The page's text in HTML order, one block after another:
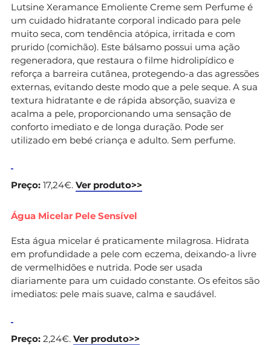
Lutsine Xeramance Emoliente Creme sem Perfume é
um cuidado hidratante corporal indicado para pele
muito seca, com tendência atópica, irritada e com
prurido (comichão). Este bálsamo possui uma ação
regeneradora, que restaura o filme hidrolipídico e
reforça a barreira cutânea, protegendo-a das agressões
externas, evitando deste modo que a pele seque. A sua
textura hidratante e de rápida absorção, suaviza e
acalma a pele, proporcionando uma sensação de
conforto imediato e de longa duração. Pode ser
utilizado em bebé criança e adulto. Sem perfume.
Preço: 17,24€. Ver produto>>
Água Micelar Pele Sensível
Esta água micelar é praticamente milagrosa. Hidrata
em profundidade a pele com eczema, deixando-a livre
de vermelhidões e nutrida. Pode ser usada
diariamente para um cuidado constante. Os efeitos são
imediatos: pele mais suave, calma e saudável.
Preço: 2,24€. Ver produto>>